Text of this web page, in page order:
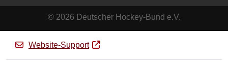
© 2026 Deutscher Hockey-Bund e.V.
Website-Support